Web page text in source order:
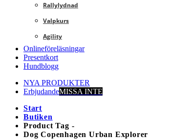
Rallylydnad
Valpkurs
Agility
Onlineföreläsningar
Presentkort
Hundblogg
NYA PRODUKTER
ErbjudandeMISSA INTE
Start
Butiken
Product Tag -
Dog Copenhagen Urban Explorer